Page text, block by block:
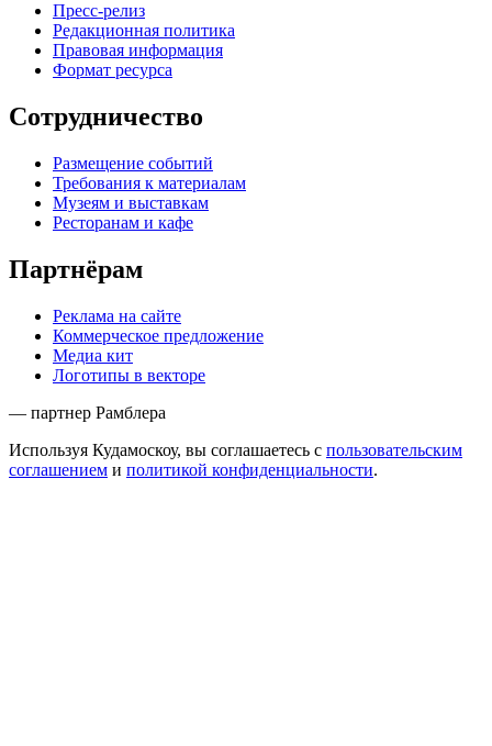
Пресс-релиз
Редакционная политика
Правовая информация
Формат ресурса
Сотрудничество
Размещение событий
Требования к материалам
Музеям и выставкам
Ресторанам и кафе
Партнёрам
Реклама на сайте
Коммерческое предложение
Медиа кит
Логотипы в векторе
— партнер Рамблера
Используя Кудамоскоу, вы соглашаетесь с пользовательским
соглашением и политикой конфиденциальности.